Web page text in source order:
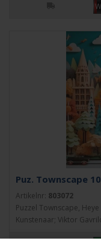
Puz. Townscape
Artikelnr: 803072
Puzzel Townscape,
Kunstenaar; Viktor